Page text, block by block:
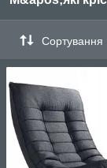
Сортування